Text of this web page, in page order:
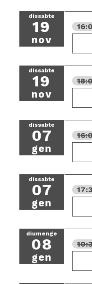
dissabte
19
nov
dissabte
19
nov
dissabte
07
gen
dissabte
07
gen
diumenge
08
gen